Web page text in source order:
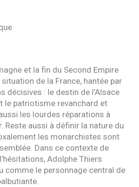
et la fin du Second Empire
de la France, hantée par
décisives : le destin de l’Alsace
le patriotisme revanchard et
les lourdes réparations à
Reste aussi à définir la nature du
les monarchistes sont
Dans ce contexte de
Adolphe Thiers
comme le personnage central de